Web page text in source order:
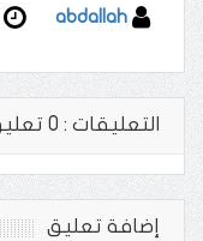
abdallah
التعليقات : 0 تعليق
إضافة تعليق